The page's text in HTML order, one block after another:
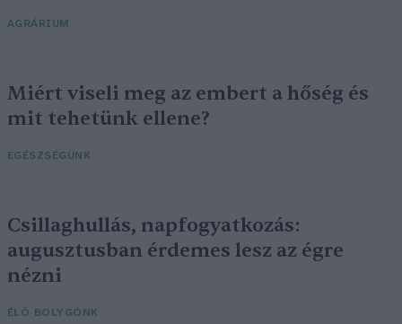
AGRÁRIUM
Miért viseli meg az embert a hőség és
mit tehetünk ellene?
EGÉSZSÉGÜNK
Csillaghullás, napfogyatkozás:
augusztusban érdemes lesz az égre
nézni
ÉLŐ BOLYGÓNK